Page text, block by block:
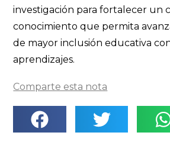
investigación para fortalecer un
conocimiento que permita
de mayor inclusión educativa
aprendizajes.
Comparte esta nota